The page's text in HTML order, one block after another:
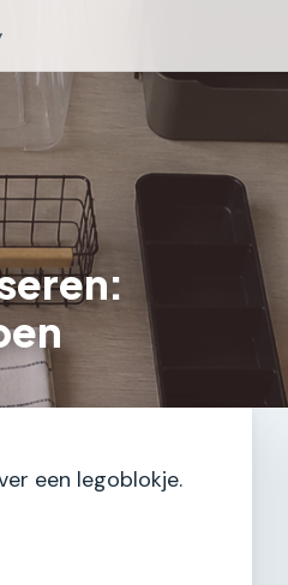
een legoblokje.